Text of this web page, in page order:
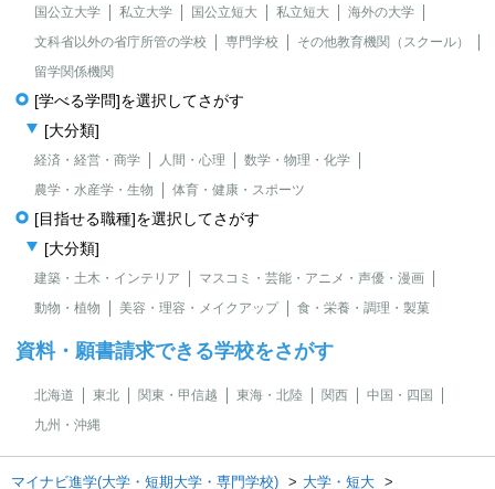
国公立大学 私立大学 国公立短大 私立短大
海外の大学
文科省以外の省庁所管の学校
専門学校
その他教育機関（スクール）
留学関係機関
[学べる学問]を選択してさがす
[大分類]
経済・経営・商学 人間・心理
数学・物理・化学
農学・水産学・生物
体育・健康・スポーツ
[目指せる職種]を選択してさがす
[大分類]
建築・土木・インテリア
マスコミ・芸能・アニメ・声優・漫画
動物・植物
美容・理容・メイクアップ 食・栄養・調理・製菓
資料・願書請求できる学校をさがす
北海道 東北 関東・甲信越 東海・北陸 関西
中国・四国
九州・沖縄
マイナビ進学(大学・短期大学・専門学校) 大学・短大